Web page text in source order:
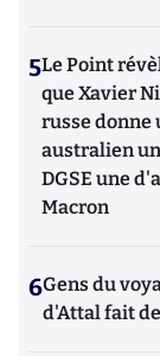
5Le Point
que Xavier
russe donne
australien
DGSE une
Macron
6Gens du
d'Attal fait